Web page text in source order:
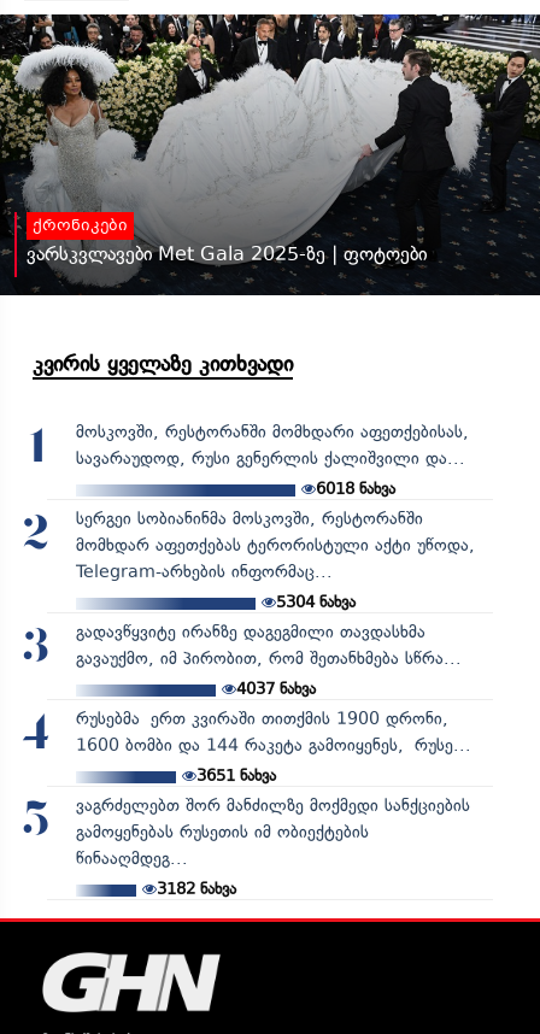
ქრონიკები
ვარსკვლავები Met Gala 2025-ზე | ფოტოები
კვირის ყველაზე კითხვადი
1
მოსკოვში, რესტორანში მომხდარი აფეთქებისას,
სავარაუდოდ, რუსი გენერლის ქალიშვილი და...
6018 ნახვა
2
სერგეი სობიანინმა მოსკოვში, რესტორანში
მომხდარ აფეთქებას ტერორისტული აქტი უწოდა,
Telegram-არხების ინფორმაც...
5304ნახვა
3
გადავწყვიტე ირანზე დაგეგმილი თავდასხმა
გავაუქმო, იმ პირობით, რომ შეთანხმება სწრა...
4037ნახვა
4
რუსებმა ერთ კვირაში თითქმის 1900 დრონი,
1600 ბომბი და 144 რაკეტა გამოიყენეს, რუსე...
3651ნახვა
5
ვაგრძელებთ შორ მანძილზე მოქმედი სანქციების
გამოყენებას რუსეთის იმ ობიექტების
წინააღმდეგ...
3182ნახვა